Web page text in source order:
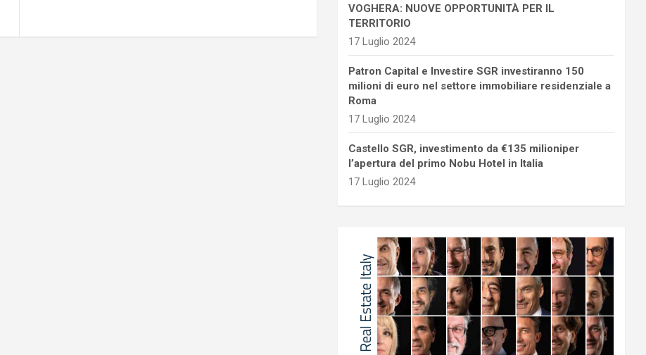
VOGHERA: NUOVE OPPORTUNITÀ PER IL
TERRITORIO
17 Luglio 2024
Patron Capital e Investire SGR investiranno 150
milioni di euro nel settore immobiliare residenziale a
Roma
17 Luglio 2024
Castello SGR, investimento da €135 milioniper
l’apertura del primo Nobu Hotel in Italia
17 Luglio 2024